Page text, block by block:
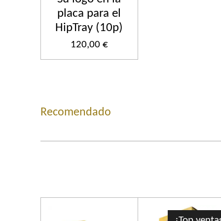
placa para el
HipTray (10p)
120,00 €
Recomendado